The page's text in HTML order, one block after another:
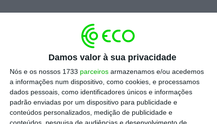
Damos valor à sua privacidade
Nós e os nossos 1733 parceiros armazenamos e/ou acedemos
a informações num dispositivo, como cookies, e processamos
dados pessoais, como identificadores únicos e informações
padrão enviadas por um dispositivo para publicidade e
conteúdos personalizados, medição de publicidade e
Escolha o ECO como fonte
preferida no Google
acrescentou que o pedido de alargamento do
estatuto visa apenas dar margem de
manobra na eventualidade de ser necessário.
“A Efacec não vai fazer nenhum plano de